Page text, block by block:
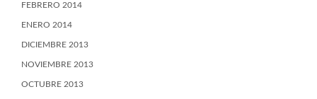
FEBRERO 2014
ENERO 2014
DICIEMBRE 2013
NOVIEMBRE 2013
OCTUBRE 2013